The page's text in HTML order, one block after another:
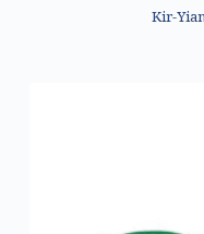
Kir-